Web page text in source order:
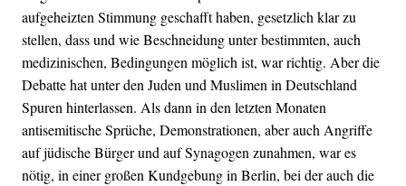
aufgeheizten Stimmung geschafft haben, gesetzlich klar zu
stellen, dass und wie Beschneidung unter bestimmten, auch
medizinischen, Bedingungen möglich ist, war richtig. Aber die
Debatte hat unter den Juden und Muslimen in Deutschland
Spuren hinterlassen. Als dann in den letzten Monaten
antisemitische Sprüche, Demonstrationen, aber auch Angriffe
auf jüdische Bürger und auf Synagogen zunahmen, war es
nötig, in einer großen Kundgebung in Berlin, bei der auch die